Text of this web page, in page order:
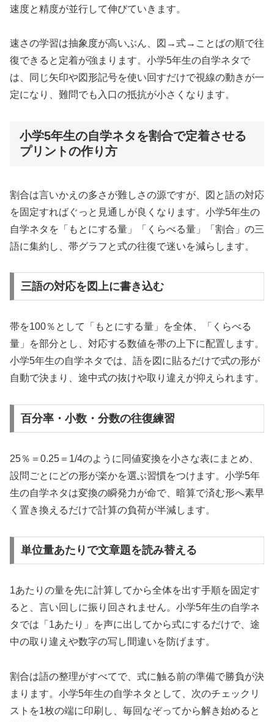
速度と精度が並行して伸びていきます。
速さの学習は抽象度が高いぶん、図→式→ことばの順で往
復できると定着が強まります。小学5年生の自学ネタで
は、同じ矢印や図形記号を使い回すだけで視線の動きが一
定になり、難問でも入口の抵抗が小さくなります。
小学5年生の自学ネタを割合で定着させる
プリントの作り方
割合は言いかえの多さが難しさの源ですが、図と語の対応
を固定すればぐっと見通しが良くなります。小学5年生の
自学ネタを「もとにする量」「くらべる量」「割合」の三
語に集約し、帯グラフと式の往復で迷いを減らします。
三語の対応を図上に書き込む
帯を100％として「もとにする量」を全体、「くらべる
量」を部分とし、対応する数値を帯の上下に配置します。
小学5年生の自学ネタでは、語を図に貼るだけで式の形が
自動で決まり、途中式の抜けや取り違えが抑えられます。
百分率・小数・分数の往復練習
25％＝0.25＝1/4のように同値変換を小さな表にまとめ、
設問ごとにどの形が楽かを選ぶ習慣をつけます。小学5年
生の自学ネタは変換の瞬発力が命で、暗算で済む形へ素早
く置き換えるだけで計算の負荷が半減します。
単位量あたりで文章題を読み替える
1あたりの量を先に計算してから全体を出す手順を固定す
ると、言い回しに振り回されません。小学5年生の自学ネ
タでは「1あたり」を声に出してから式にするだけで、途
中の取り違えや数字の写し間違いを防げます。
割合は語の整理がすべてで、式に触る前の準備で勝負が決
まります。小学5年生の自学ネタとして、次のチェックリ
ストを1枚の端に印刷し、毎回なぞってから解き始めると